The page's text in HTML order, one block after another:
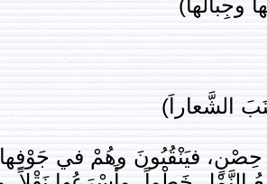
وجِبالَها)
الشَّعاراَ)
فيَنْقُبُونَ وهُمْ في